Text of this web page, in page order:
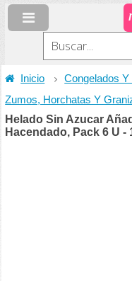
Inicio
Congelados Y
Zumos, Horchatas Y
Helado Sin Azucar
Hacendado, Pack 6 U -